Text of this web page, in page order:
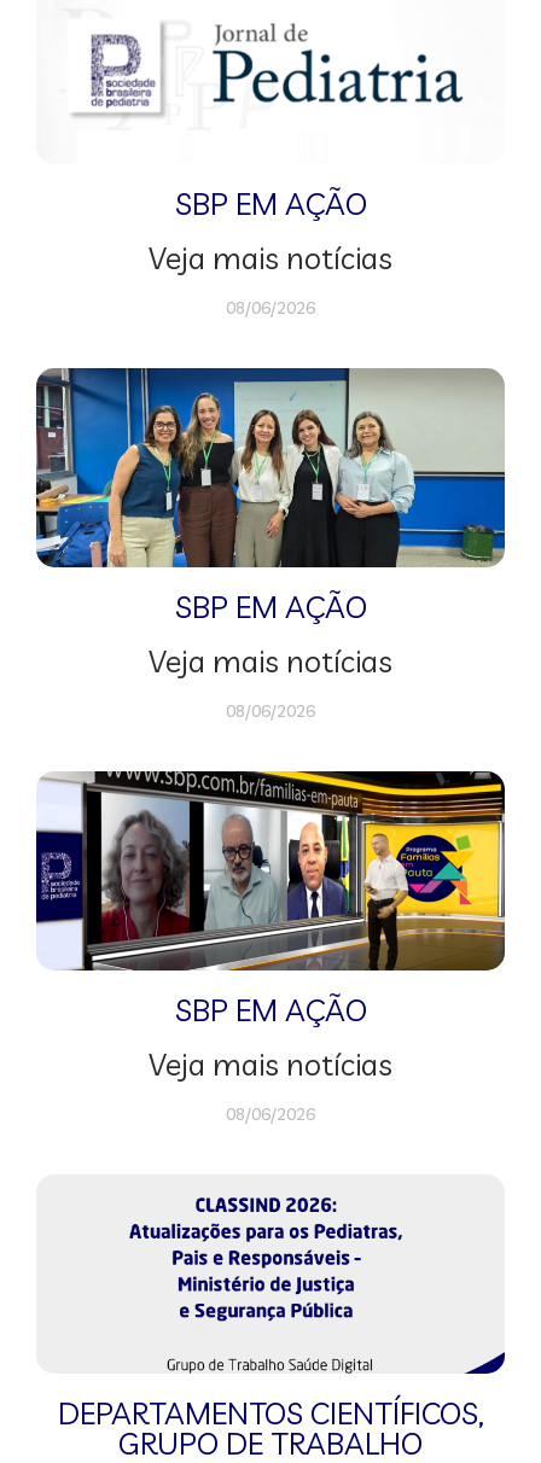
SBP EM AÇÃO
Veja mais notícias
08/06/2026
SBP EM AÇÃO
Veja mais notícias
08/06/2026
SBP EM AÇÃO
Veja mais notícias
08/06/2026
DEPARTAMENTOS CIENTÍFICOS,
GRUPO DE TRABALHO